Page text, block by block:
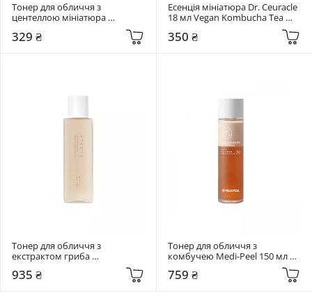
Тонер для обличчя з
центеллою мініатюра
SKIN1004 30 мл Madagascar
Centella Toning Toner
329 ₴
Есенція мініатюра Dr. Ceuracle
18 мл Vegan Kombucha Tea
350 ₴
Тонер для обличчя з
екстрактом гриба
Альбатрелус Needly 145 мл pH
balancing toner
935 ₴
Тонер для обличчя з
комбучею Medi-Peel 150 мл
759 ₴